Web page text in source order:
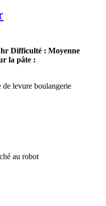
Difficulté : Moyenne
la pâte :
de levure boulangerie
au robot